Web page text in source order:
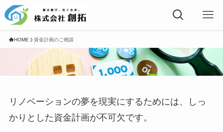
HOME 資金計画のご相談
リノベーションの夢を現実にするためには、しっ
かりとした資金計画が不可欠です。